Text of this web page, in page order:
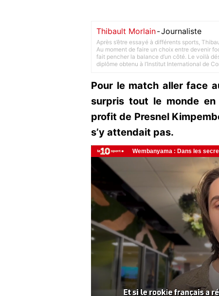
Thibault Morlain-Journaliste
Après s’être essayé à différents sports,
Au moment de faire un choix entre devenir
fait pencher la balance d’un côté. Le voilà
diplôme obtenu à l’Institut International de
Pour le match aller face
surpris tout le monde
profit de Presnel
s’y attendait pas.